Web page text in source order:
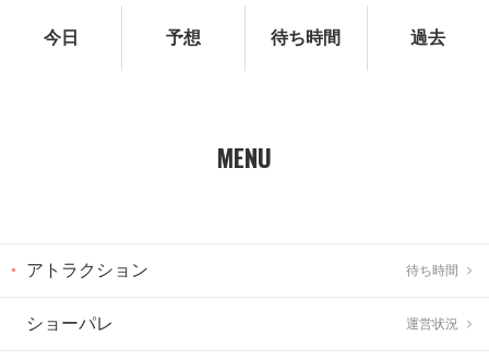
今日 予想 待ち時間 過去
MENU
アトラクション 待ち時間
ショーパレ 運営状況